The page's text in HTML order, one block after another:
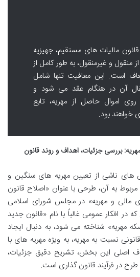
بر اساس ماده ۱۴۴ قانون مالیات های مستقیم، جهیزیه
منقول و غیرمنقول، به طور کامل از
است. این معافیت تنها شامل
آن در هنگام عقد می شود و
اموال حاصل از مهریه، تابع
خواهند بود.
بررسی جزئیات، اهداف و روند قانون
ناشی از تعیین مهریه های سنگین و
به آن، طرحی با عنوان «اصلاح قانون
مالی و مهریه» در مجلس شورای اسلامی
افکار عمومی غالباً با نام «قانون جدید
مهریه» شناخته می شود، به دنبال ایجاد
نسبت به مهریه، به ویژه مهریه های با
اصلی این بخش، تشریح دقیق جزئیات،
در فرآیند قانون گذاری است.